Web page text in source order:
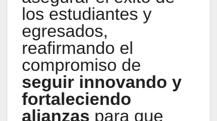
los estudiantes y
egresados,
reafirmando el
compromiso de
seguir innovando y
fortaleciendo
alianzas para que